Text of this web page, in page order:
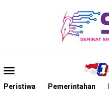
Mobile
Peristiwa Pemerintahan